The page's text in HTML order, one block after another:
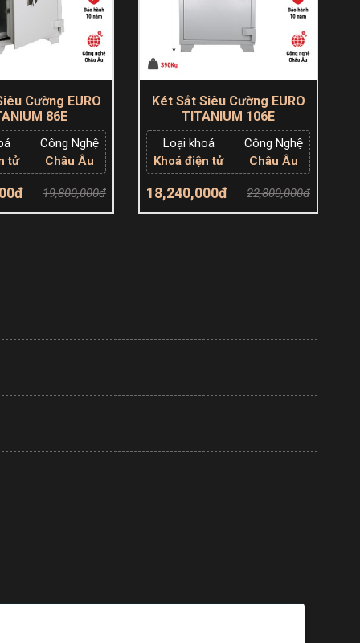
Cường EURO
86E
tử
Công Nghệ
Châu Âu
19,800,000đ
giỏ hàng
Két Sắt Siêu Cường EURO
TITANIUM 106E
Loại khoá
Khoá điện tử
Công Nghệ
Châu Âu
18,240,000đ 22,800,000đ
Thêm giỏ hàng